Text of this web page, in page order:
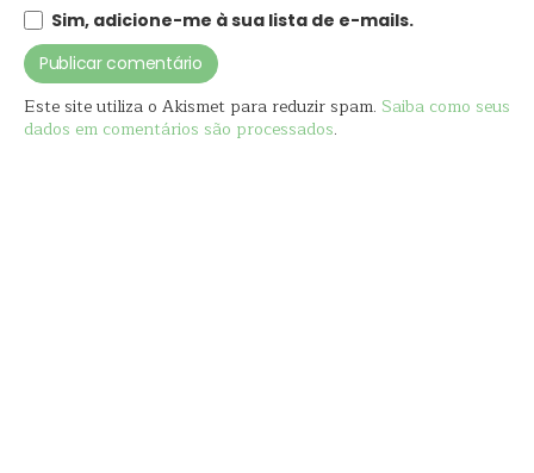
Sim, adicione-me à sua lista de e-mails.
Este site utiliza o Akismet para reduzir spam. Saiba como seus
dados em comentários são processados.